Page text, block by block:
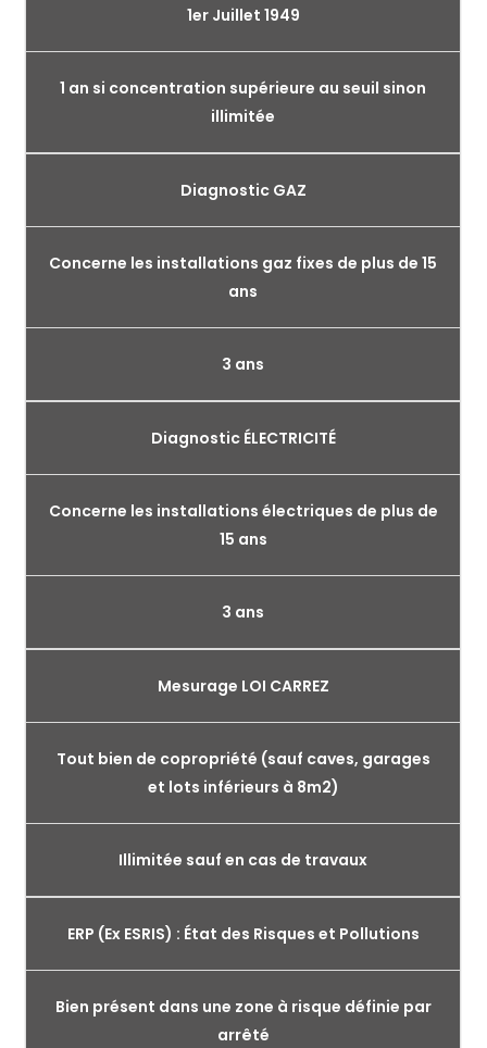
1er Juillet 1949
1 an si concentration supérieure au seuil sinon
illimitée
Diagnostic GAZ
Concerne les installations gaz fixes de plus de 15
ans
3 ans
Diagnostic ÉLECTRICITÉ
Concerne les installations électriques de plus de
15 ans
3 ans
Mesurage LOI CARREZ
Tout bien de copropriété (sauf caves, garages
et lots inférieurs à 8m2)
Illimitée sauf en cas de travaux
ERP (Ex ESRIS) : État des Risques et Pollutions
Bien présent dans une zone à risque définie par
arrêté